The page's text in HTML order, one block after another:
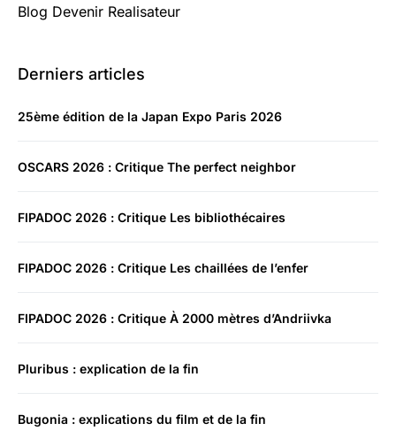
Blog Devenir Realisateur
Derniers articles
25ème édition de la Japan Expo Paris 2026
OSCARS 2026 : Critique The perfect neighbor
FIPADOC 2026 : Critique Les bibliothécaires
FIPADOC 2026 : Critique Les chaillées de l’enfer
FIPADOC 2026 : Critique À 2000 mètres d’Andriivka
Pluribus : explication de la fin
Bugonia : explications du film et de la fin